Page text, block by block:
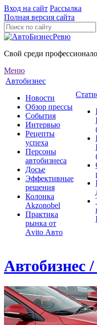
Вход на сайт Рассылка
Полная версия сайта
Свой среди
Меню
Автобизнес
Новости
Обзор прессы
События
Интервью
Рецепты
успеха
Персоны
автобизнеса
Досье
Эффективные
решения
Колонка
Akzonobel
Практика
рынка от
Аvito Авто
Автобизнес